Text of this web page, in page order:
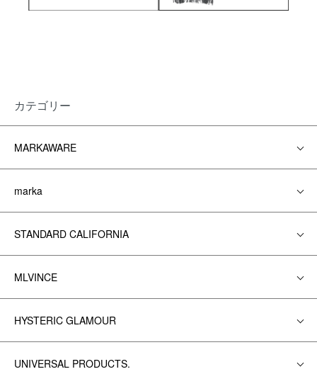
カテゴリー
MARKAWARE
marka
STANDARD CALIFORNIA
MLVINCE
HYSTERIC GLAMOUR
UNIVERSAL PRODUCTS.